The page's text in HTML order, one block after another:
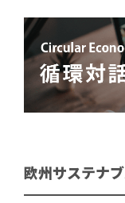
欧州サステナ